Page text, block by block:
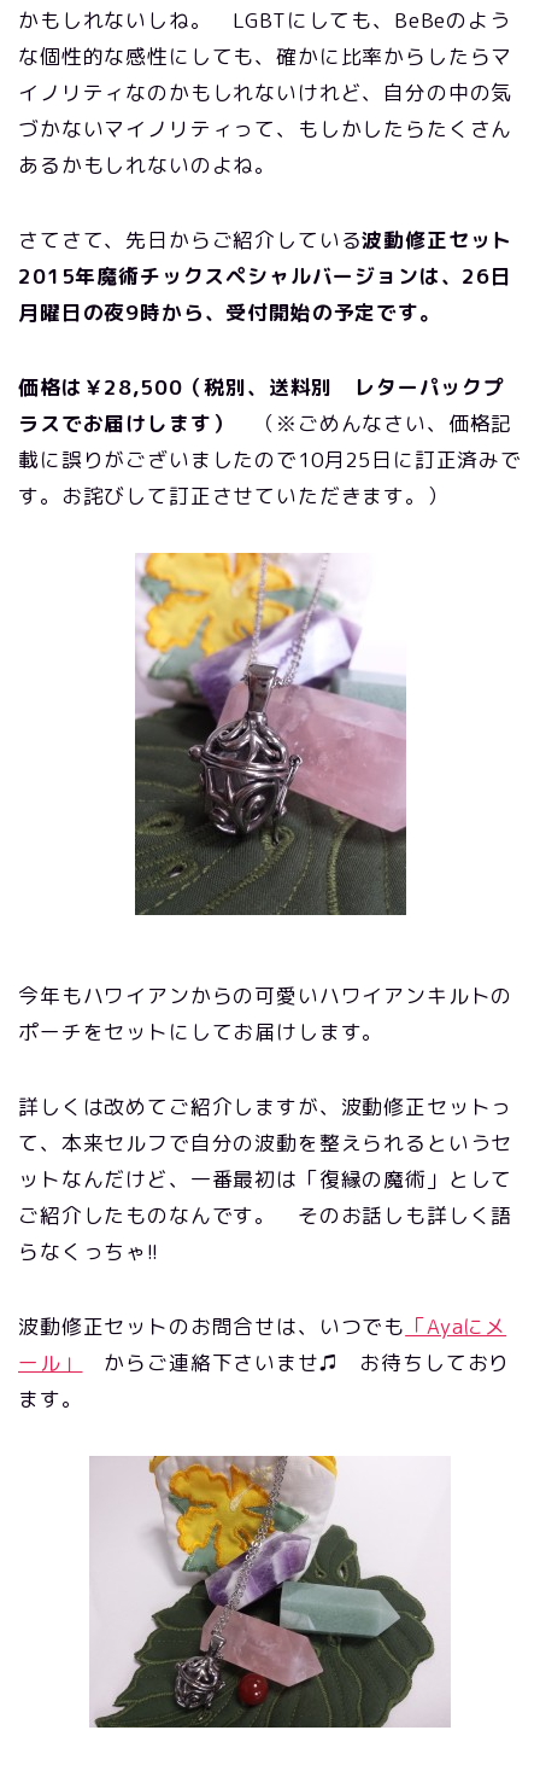
かもしれないしね。 LGBTにしても、BeBeのよう
な個性的な感性にしても、確かに比率からしたらマ
イノリティなのかもしれないけれど、自分の中の気
づかないマイノリティって、もしかしたらたくさん
あるかもしれないのよね。
さてさて、先日からご紹介している波動修正セット
2015年魔術チックスペシャルバージョンは、26日
月曜日の夜9時から、受付開始の予定です。
価格は￥28,500（税別、送料別 レターパックプ
ラスでお届けします）
（※ごめんなさい、価格記
載に誤りがございましたので10月25日に訂正済みで
す。お詫びして訂正させていただきます。）
今年もハワイアンからの可愛いハワイアンキルトの
ポーチをセットにしてお届けします。
詳しくは改めてご紹介しますが、波動修正セットっ
て、本来セルフで自分の波動を整えられるというセ
ットなんだけど、一番最初は「復縁の魔術」として
ご紹介したものなんです。 そのお話しも詳しく語
らなくっちゃ!!
波動修正セットのお問合せは、いつでも 「Ayaにメ
ール」
からご連絡下さいませ♫ お待ちしており
ます。